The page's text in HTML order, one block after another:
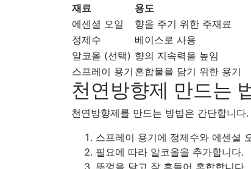
재료
용도
에센셜 오일
향을 주기 위한 주재료
정제수
베이스로 사용
알코올 (선택) 향의 지속력을 높임
스프레이 용기 혼합물을 담기 위한 용기
천연방향제 만드는
천연방향제를 만드는 방법은 간단합니
스프레이 용기에 정제수와 에센셜
필요에 따라 알코올을 추가합니다.
뚜껑을 닫고 잘 흔들어 혼합합니다.